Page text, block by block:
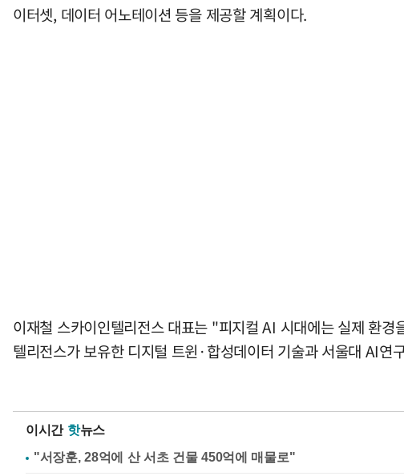
이터셋, 데이터 어노테이션 등을 제공할 계획이다.
이재철 스카이인텔리전스 대표는 "피지컬 AI 시대에는 실제 환
텔리전스가 보유한 디지털 트윈·합성데이터 기술과 서울대 AI
이시간 핫뉴스
"서장훈, 28억에 산 서초 건물 450억에 매물로"